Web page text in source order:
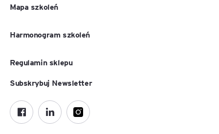
Mapa szkoleń
Harmonogram szkoleń
Regulamin sklepu
Subskrybuj Newsletter